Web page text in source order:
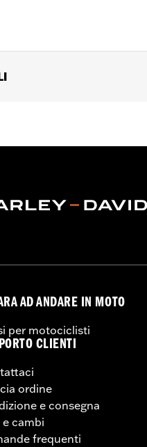
,Vita regolabile,
AD ANDARE IN MOTO
per motociclisti
CLIENTI
ordine
e consegna
e cambi
frequenti